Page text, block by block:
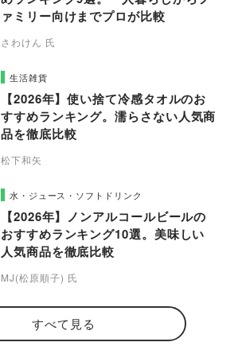
ァミリー向けまでプロが比較
さわけん 氏
生活雑貨
【2026年】使い捨て冷感タオルのお
すすめランキング。濡らさない人気商
品を徹底比較
松下和矢
水・ジュース・ソフトドリンク
【2026年】ノンアルコールビールの
おすすめランキング10選。美味しい
人気商品を徹底比較
MJ(松原順子) 氏
すべて見る